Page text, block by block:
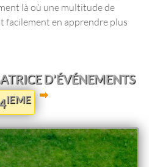
là où une multitude de
en apprendre plus
D’ÉVÉNEMENTS
IEME